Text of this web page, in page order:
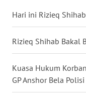
Hari ini Rizieq
Rizieq Shihab Bakal
Kuasa Hukum
GP Anshor Bela Polisi
WN
BENGKULU
WN